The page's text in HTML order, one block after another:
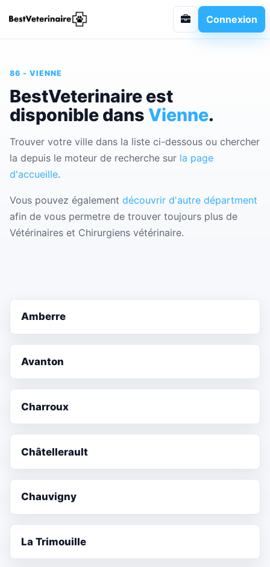
Connexion
86 - VIENNE
BestVeterinaire est
disponible dans Vienne.
Trouver votre ville dans la liste ci-dessous ou chercher
la depuis le moteur de recherche sur la page
d'accueille.
Vous pouvez également découvrir d'autre départment
afin de vous permetre de trouver toujours plus de
Vétérinaires et Chirurgiens vétérinaire.
Amberre
Avanton
Charroux
Châtellerault
Chauvigny
La Trimouille